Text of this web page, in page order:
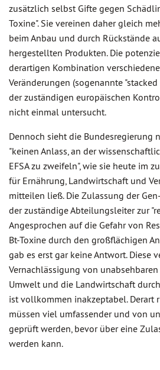
zusätzlich selbst Gifte gegen
Toxine". Sie vereinen daher gleich
beim Anbau und durch Rückstände
hergestellten Produkten. Die
derartigen Kombination
Veränderungen (sogenannte
der zuständigen europäischen
nicht einmal untersucht.
Dennoch sieht die Bundesregierung
"keinen Anlass, an der
EFSA zu zweifeln", wie sie heute im
für Ernährung, Landwirtschaft und
mitteilen ließ. Die Zulassung der
der zuständige Abteilungsleiter zur
Angesprochen auf die Gefahr von
Bt-Toxine durch den großflächigen
gab es erst gar keine Antwort. Diese
Vernachlässigung von
Umwelt und die Landwirtschaft
ist vollkommen inakzeptabel. Derart
müssen viel umfassender und von
geprüft werden, bevor über eine
werden kann.